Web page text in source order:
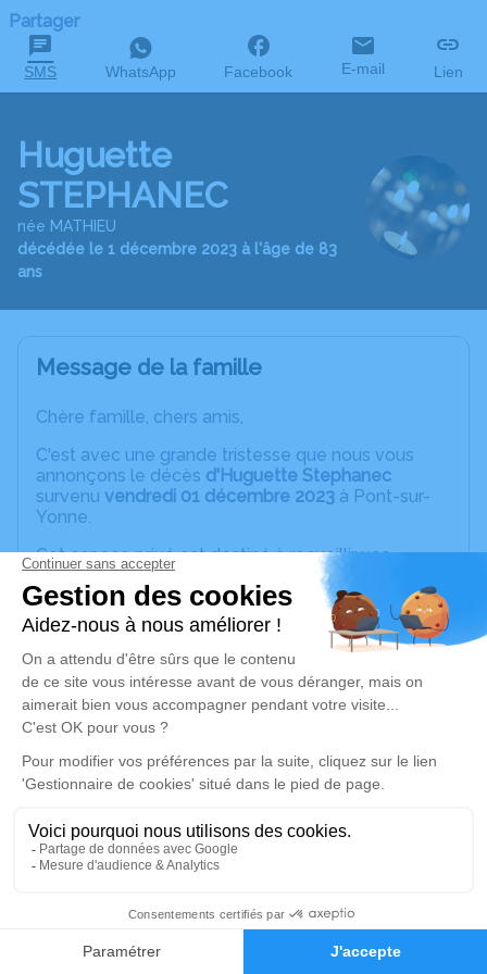
Faire-part Hommages
Partager
SMS WhatsApp Facebook E-mail Lien
Huguette
STEPHANEC
née MATHIEU
décédée le 1 décembre 2023 à l'âge de 83
ans
Message de la famille
Chère famille, chers amis,
C'est avec une grande tristesse que nous vous
annonçons le décès d'Huguette Stephanec
survenu vendredi 01 décembre 2023 à Pont-sur-
Yonne.
Cet espace privé est destiné à recueillir vos
condoléances ou le souvenir d’un moment passé.
Je rends hommage
Cérémonie religieuse
jeudi 07 décembre 2023 à 14h15
Église Notre Dame de l'Assomption de Pont-
sur-Yonne
Déroulé des obsèques